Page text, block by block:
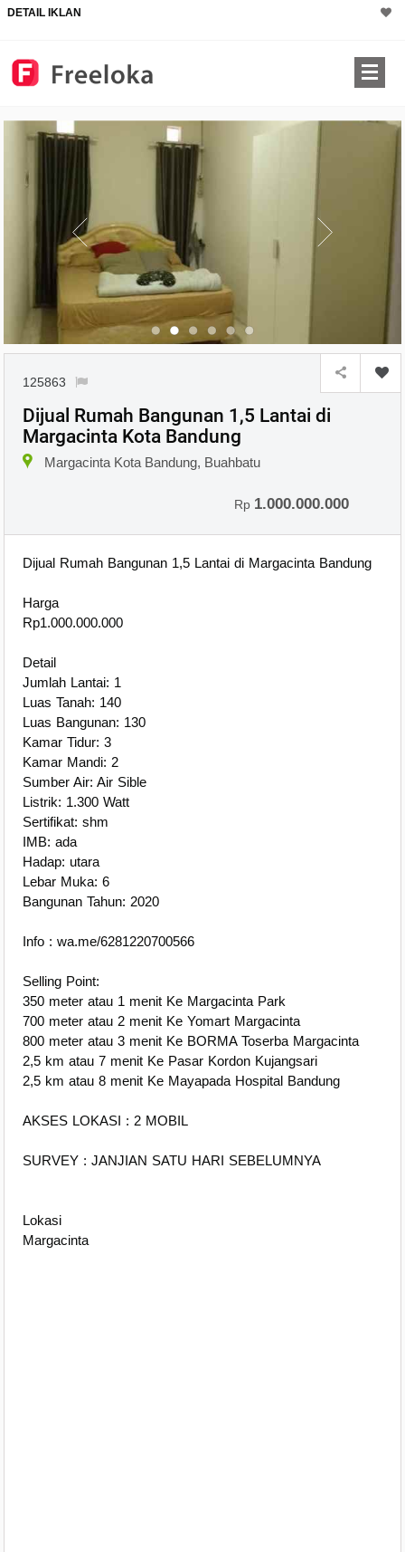
DETAIL IKLAN
125863
Dijual Rumah Bangunan 1,5 Lantai di
Margacinta Kota Bandung
Margacinta Kota Bandung, Buahbatu
Rp 1.000.000.000
Dijual Rumah Bangunan 1,5 Lantai di Margacinta Bandung
Harga
Rp1.000.000.000
Detail
Jumlah Lantai: 1
Luas Tanah: 140
Luas Bangunan: 130
Kamar Tidur: 3
Kamar Mandi: 2
Sumber Air: Air Sible
Listrik: 1.300 Watt
Sertifikat: shm
IMB: ada
Hadap: utara
Lebar Muka: 6
Bangunan Tahun: 2020
Info : wa.me/6281220700566
Selling Point:
350 meter atau 1 menit Ke Margacinta Park
700 meter atau 2 menit Ke Yomart Margacinta
800 meter atau 3 menit Ke BORMA Toserba Margacinta
2,5 km atau 7 menit Ke Pasar Kordon Kujangsari
2,5 km atau 8 menit Ke Mayapada Hospital Bandung
AKSES LOKASI : 2 MOBIL
SURVEY : JANJIAN SATU HARI SEBELUMNYA
Lokasi
Margacinta